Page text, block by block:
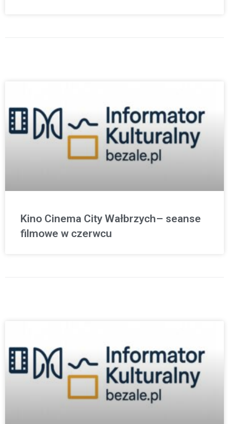
Kino Cinema City Wałbrzych– seanse
filmowe w czerwcu